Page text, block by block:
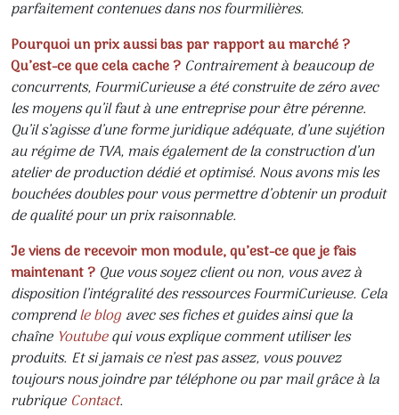
parfaitement contenues dans nos fourmilières.
Pourquoi un prix aussi bas par rapport au marché ?
Qu’est-ce que cela cache ? Contrairement à beaucoup de
concurrents, FourmiCurieuse a été construite de zéro avec
les moyens qu’il faut à une entreprise pour être pérenne.
Qu’il s’agisse d’une forme juridique adéquate, d’une sujétion
au régime de TVA, mais également de la construction d’un
atelier de production dédié et optimisé. Nous avons mis les
bouchées doubles pour vous permettre d’obtenir un produit
de qualité pour un prix raisonnable.
Je viens de recevoir mon module, qu’est-ce que je fais
maintenant ? Que vous soyez client ou non, vous avez à
disposition l’intégralité des ressources FourmiCurieuse. Cela
comprendle blog avec ses fiches et guides ainsi que la
chaîne Youtubequi vous explique comment utiliser les
produits. Et si jamais ce n’est pas assez, vous pouvez
toujours nous joindre par téléphone ou par mail grâce à la
rubrique Contact.